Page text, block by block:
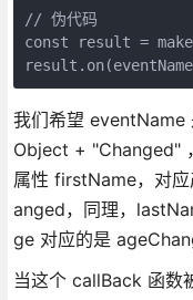
// 伪代码
const result =
我们希望 eventName
Object + "Changed"
属性 firstName，对
anged，同理，
ge 对应的是
当这个 callBack 函数